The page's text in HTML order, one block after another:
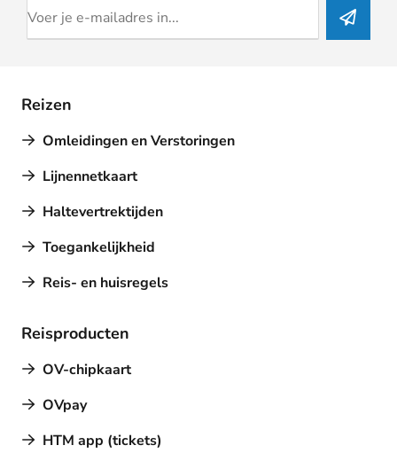
Reizen
Omleidingen en Verstoringen
Lijnennetkaart
Haltevertrektijden
Toegankelijkheid
Reis- en huisregels
Reisproducten
OV-chipkaart
OVpay
HTM app (tickets)